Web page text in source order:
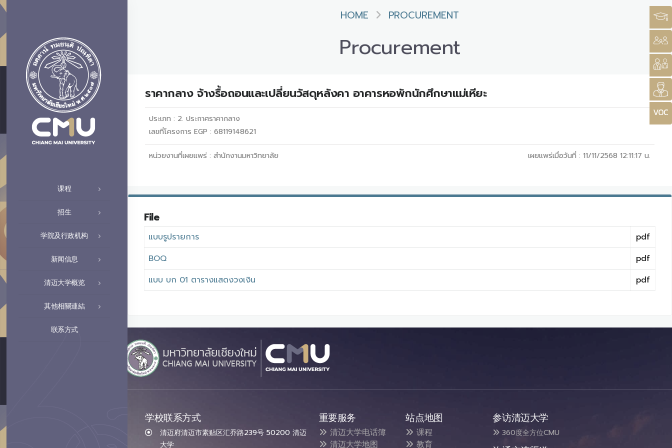
课程
招生
学院及行政机构
新闻信息
清迈大学概览
其他相關連結
联系方式
HOME PROCUREMENT
Procurement
ราคากลาง จ้างรื้อถอนและเปลี่ยนวัสดุหลังคา อาคารหอพักนักศึกษาแม่เหียะ
ประเภท : 2. ประกาศราคากลาง
เลขที่โครงการ EGP : 68119148621
หน่วยงานที่เผยแพร่ : สำนักงานมหาวิทยาลัย เผยแพร่เมื่อวันที่ : 11/11/2568 12:11:17 น.
File
แบบรูปรายการ
pdf
BOQ
pdf
แบบ บก 01 ตารางแสดงวงเงิน
pdf
学校联系方式
清迈府清迈市素贴区汇乔路239号 50200 清迈
大学
重要服务
清迈大学电话簿
清迈大学地图
站点地图
课程
教育
参访清迈大学
360度全方位CMU